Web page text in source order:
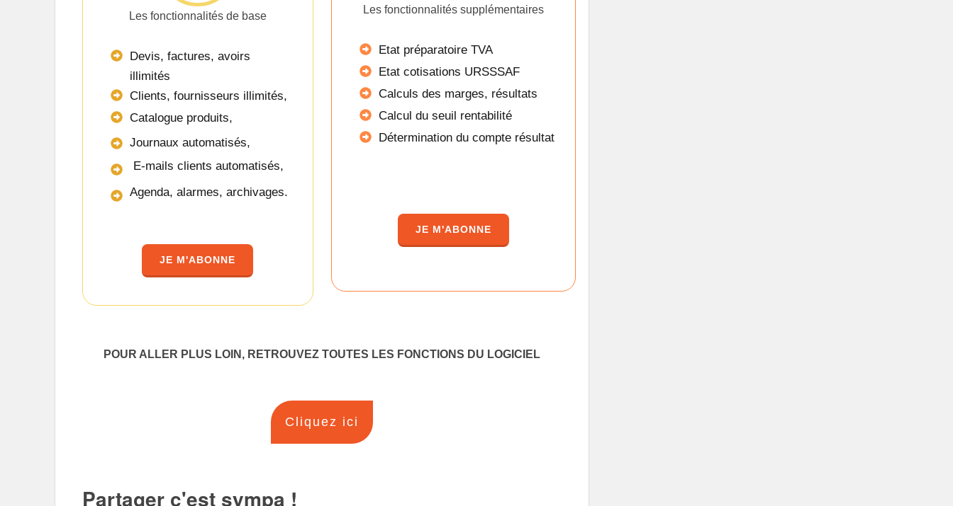
Les fonctionnalités de base
Devis, factures, avoirs
illimités
Clients, fournisseurs illimités,
Catalogue produits,
Journaux automatisés,
E-mails clients automatisés,
Agenda, alarmes, archivages.
JE M'ABONNE
Les fonctionnalités supplémentaires
Etat préparatoire TVA
Etat cotisations URSSSAF
Calculs des marges, résultats
Calcul du seuil rentabilité
Détermination du compte résultat
JE M'ABONNE
POUR ALLER PLUS LOIN, RETROUVEZ TOUTES LES FONCTIONS DU LOGICIEL
Cliquez ici
Partager c'est sympa !